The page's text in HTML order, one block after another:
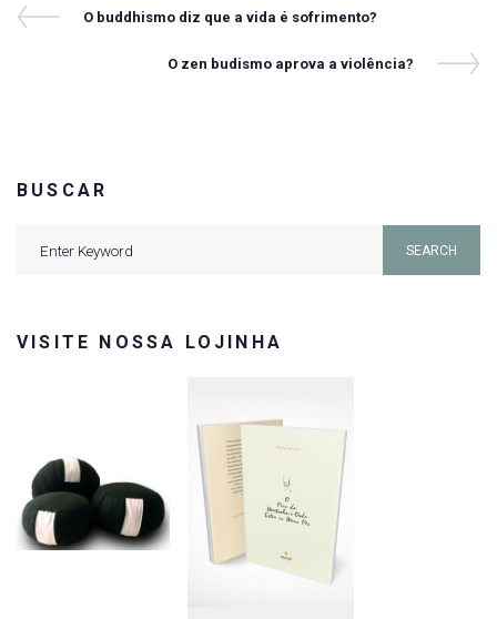
Navegação
Previous
O buddhismo diz que a vida é sofrimento?
Next
O zen budismo aprova a violência?
BUSCAR
SEARCH
VISITE NOSSA LOJINHA